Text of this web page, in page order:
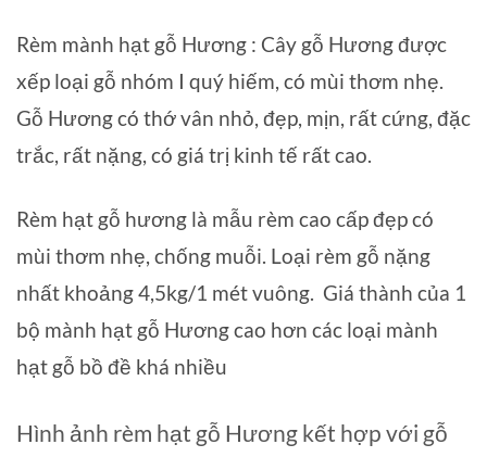
Rèm mành hạt gỗ Hương : Cây gỗ Hương được
xếp loại gỗ nhóm I quý hiếm, có mùi thơm nhẹ.
Gỗ Hương có thớ vân nhỏ, đẹp, mịn, rất cứng, đặc
trắc, rất nặng, có giá trị kinh tế rất cao.
Rèm hạt gỗ hương là mẫu rèm cao cấp đẹp có
mùi thơm nhẹ, chống muỗi. Loại rèm gỗ nặng
nhất khoảng 4,5kg/1 mét vuông. Giá thành của 1
bộ mành hạt gỗ Hương cao hơn các loại mành
hạt gỗ bồ đề khá nhiều
Hình ảnh rèm hạt gỗ Hương kết hợp với gỗ